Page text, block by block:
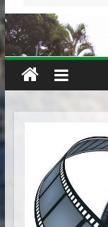
de